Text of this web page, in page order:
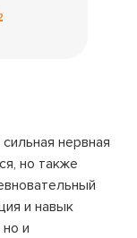
нервная
но также
и навык
и